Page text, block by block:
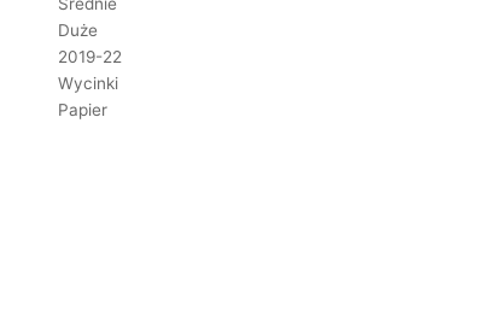
Średnie
Duże
2019-22
Wycinki
Papier